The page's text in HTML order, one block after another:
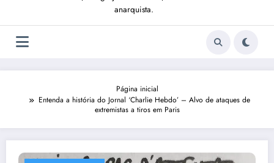
anarquista.
Página inicial
Entenda a história do Jornal ‘Charlie Hebdo’ – Alvo de ataques de
extremistas a tiros em Paris